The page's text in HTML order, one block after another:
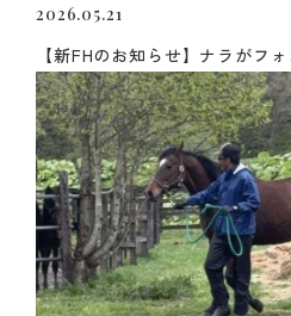
2026.05.21
【新FHのお知らせ】ナラがフ